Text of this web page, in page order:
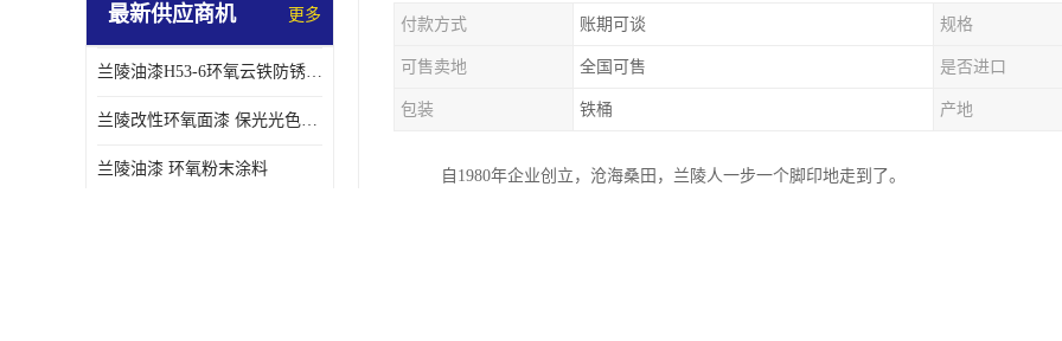
最新供应商机 更多
兰陵油漆H53-6环氧云铁防锈漆链接性能强
兰陵改性环氧面漆 保光光色性更好 适用于室外防腐耐候性好
兰陵油漆 环氧粉末涂料
付款方式 账期可谈 规格
可售卖地 全国可售 是否进口
包装 铁桶 产地
自1980年企业创立，沧海桑田，兰陵人一步一个脚印地走到了。